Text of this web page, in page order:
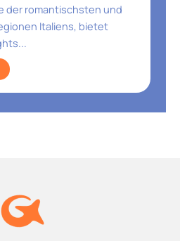
der romantischsten und
Italiens, bietet